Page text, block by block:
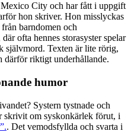
City och har fått i uppgift
hon skriver. Hon misslyckas
barndomen och
ofta hennes storasyster spelar
självmord. Texten är lite rörig,
därför riktigt underhållande.
humor
Systern tystnade och
skrivit om syskonkärlek förut, i
. Det vemodsfyllda och svarta i